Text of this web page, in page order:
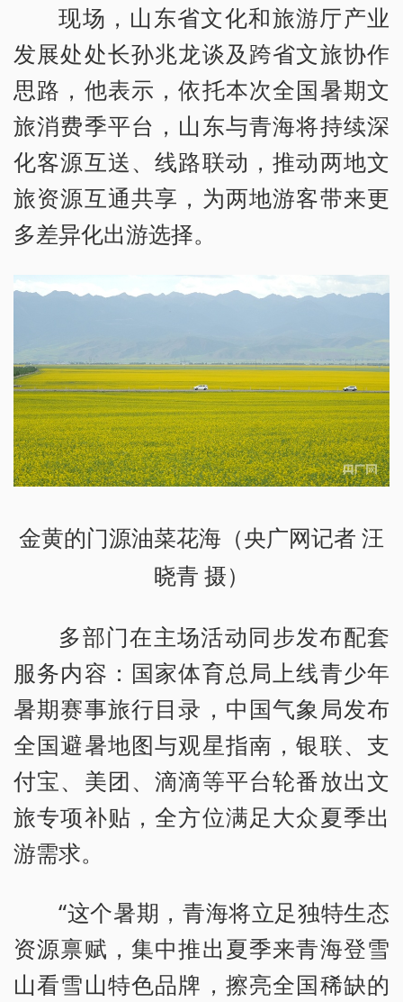
现场，山东省文化和旅游厅产业
发展处处长孙兆龙谈及跨省文旅协作
思路，他表示，依托本次全国暑期文
旅消费季平台，山东与青海将持续深
化客源互送、线路联动，推动两地文
旅资源互通共享，为两地游客带来更
多差异化出游选择。
金黄的门源油菜花海（央广网记者 汪
晓青 摄）
多部门在主场活动同步发布配套
服务内容：国家体育总局上线青少年
暑期赛事旅行目录，中国气象局发布
全国避暑地图与观星指南，银联、支
付宝、美团、滴滴等平台轮番放出文
旅专项补贴，全方位满足大众夏季出
游需求。
“这个暑期，青海将立足独特生态
资源禀赋，集中推出夏季来青海登雪
山看雪山特色品牌，擦亮全国稀缺的